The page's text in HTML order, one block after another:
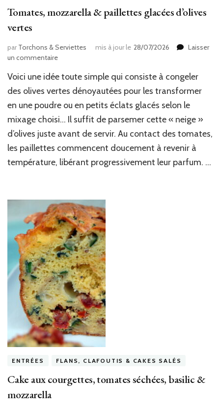
Tomates, mozzarella & paillettes glacées d’olives
vertes
par Torchons & Serviettes mis à jour le 28/07/2026
Laisser
un commentairesur
mozzarella
&
glacées
d’olives
Voici une idée toute simple qui consiste à congeler
des olives vertes dénoyautées pour les transformer
en une poudre ou en petits éclats glacés selon le
mixage choisi… Il suffit de parsemer cette « neige »
d’olives juste avant de servir. Au contact des tomates,
les paillettes commencent doucement à revenir à
température, libérant progressivement leur parfum. …
ENTRÉES FLANS, CLAFOUTIS & CAKES SALÉS
Cake aux courgettes, tomates séchées, basilic &
mozzarella